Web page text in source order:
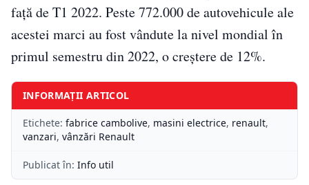
față de T1 2022. Peste 772.000 de autovehicule ale
acestei marci au fost vândute la nivel mondial în
primul semestru din 2022, o creștere de 12%.
INFORMAȚII ARTICOL
Etichete: fabrice cambolive, masini electrice, renault,
vanzari, vânzări Renault
Publicat în: Info util